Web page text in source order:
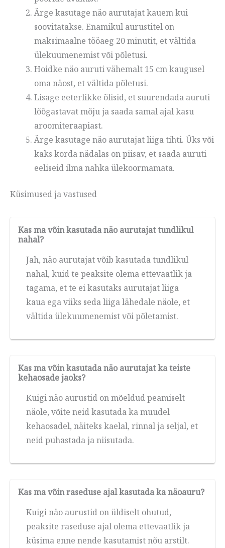
Ärge kasutage näo aurutajat kauem kui
soovitatakse. Enamikul aurustitel on
maksimaalne tööaeg 20 minutit, et vältida
ülekuumenemist või põletusi.
Hoidke näo auruti vähemalt 15 cm kaugusel
oma näost, et vältida põletusi.
Lisage eeterlikke õlisid, et suurendada auruti
lõõgastavat mõju ja saada samal ajal kasu
aroomiteraapiast.
Ärge kasutage näo aurutajat liiga tihti. Üks või
kaks korda nädalas on piisav, et saada auruti
eeliseid ilma nahka ülekoormamata.
Küsimused ja vastused
Kas ma võin kasutada näo aurutajat tundlikul
nahal?
Jah, näo aurutajat võib kasutada tundlikul
nahal, kuid te peaksite olema ettevaatlik ja
tagama, et te ei kasutaks aurutajat liiga
kaua ega viiks seda liiga lähedale näole, et
vältida ülekuumenemist või põletamist.
Kas ma võin kasutada näo aurutajat ka teiste
kehaosade jaoks?
Kuigi näo aurustid on mõeldud peamiselt
näole, võite neid kasutada ka muudel
kehaosadel, näiteks kaelal, rinnal ja seljal, et
neid puhastada ja niisutada.
Kas ma võin raseduse ajal kasutada ka näoauru?
Kuigi näo aurustid on üldiselt ohutud,
peaksite raseduse ajal olema ettevaatlik ja
küsima enne nende kasutamist nõu arstilt.